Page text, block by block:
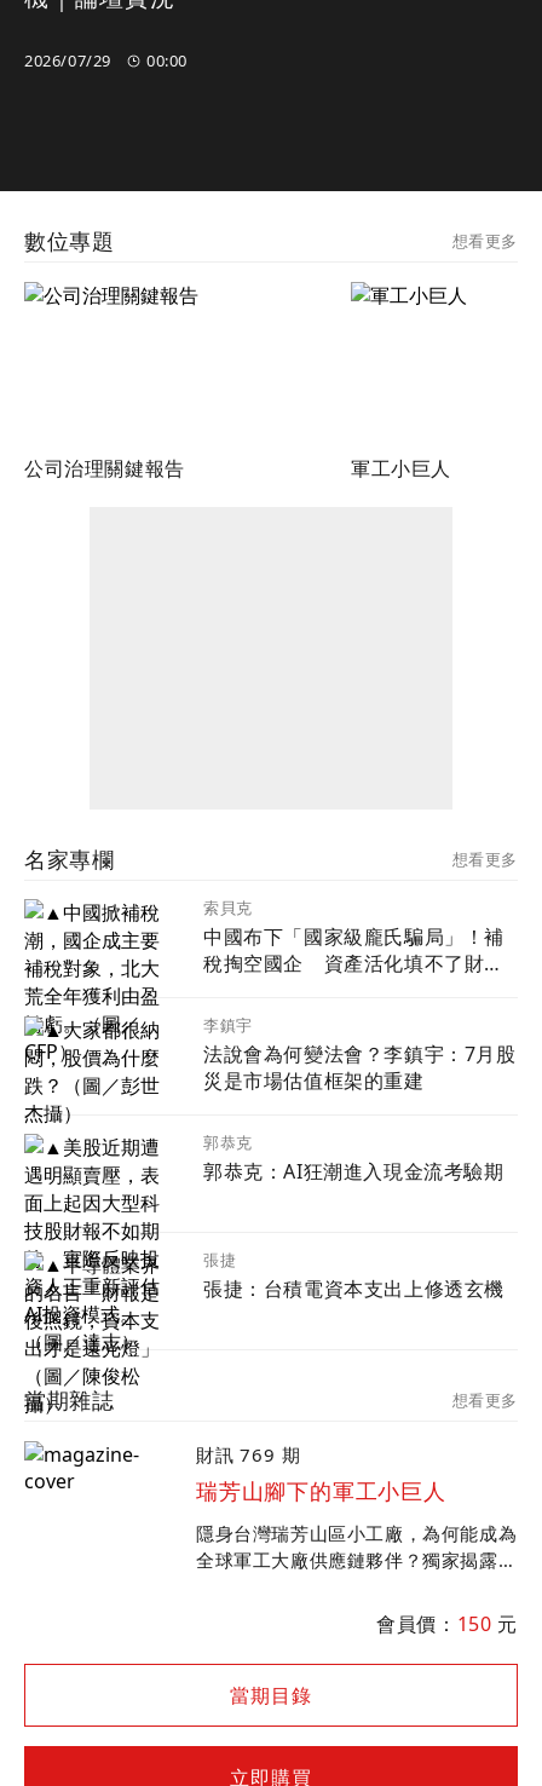
2026/07/29 00:00
00:00
00:00
數位專題 想看更多
公司治理關鍵報告 軍工小巨人
名家專欄 想看更多
索貝克
中國布下「國家級龐氏騙局」！補
稅掏空國企 資產活化填不了財政
李鎮宇
法說會為何變法會？李鎮宇：7月股
災是市場估值框架的重建
郭恭克
郭恭克：AI狂潮進入現金流考驗期
張捷
張捷：台積電資本支出上修透玄機
當期雜誌 想看更多
財訊 769 期
瑞芳山腳下的軍工小巨人
隱身台灣瑞芳山區小工廠，為何能成為
全球軍工大廠供應鏈夥伴？獨家揭露豐
中科院院長李世強談台美軍工產業合
作，盤點軍工產業鏈投資機會
會員價： 150 元
當期目錄
立即購買